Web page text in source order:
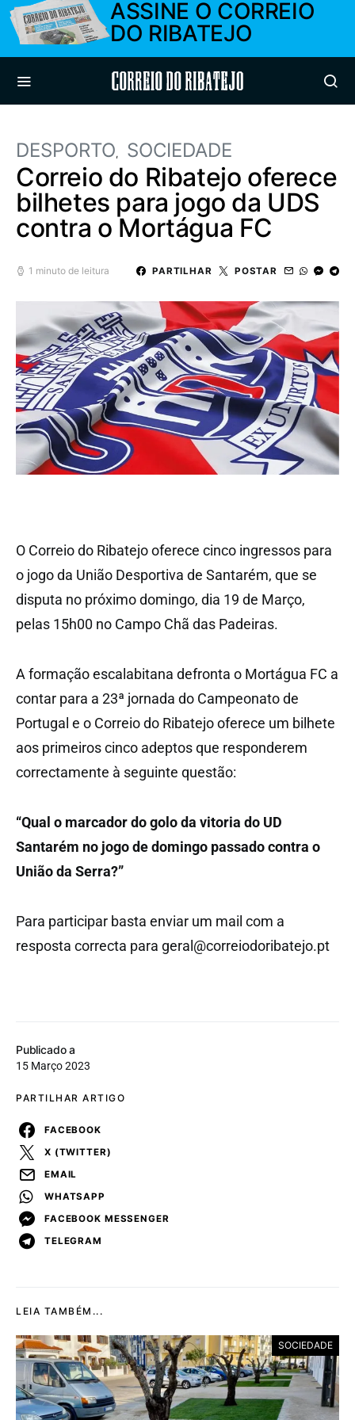
ASSINE O CORREIO
DO RIBATEJO
Correio do Ribatejo
DESPORTO SOCIEDADE
Correio do Ribatejo oferece
bilhetes para jogo da UDS
contra o Mortágua FC
1 minuto de leitura PARTILHAR POSTAR
Publicado a
15 Março 2023
PARTILHAR ARTIGO
FACEBOOK
X (TWITTER)
EMAIL
WHATSAPP
FACEBOOK MESSENGER
TELEGRAM
O Correio do Ribatejo oferece cinco ingressos para
o jogo da União Desportiva de Santarém, que se
disputa no próximo domingo, dia 19 de Março,
pelas 15h00 no Campo Chã das Padeiras.
A formação escalabitana defronta o Mortágua FC a
contar para a 23ª jornada do Campeonato de
Portugal e o Correio do Ribatejo oferece um bilhete
aos primeiros cinco adeptos que responderem
correctamente à seguinte questão:
“Qual o marcador do golo da vitoria do UD
Santarém no jogo de domingo passado contra o
União da Serra?”
Para participar basta enviar um mail com a
resposta correcta para geral@correiodoribatejo.pt
LEIA TAMBÉM...
SOCIEDADE